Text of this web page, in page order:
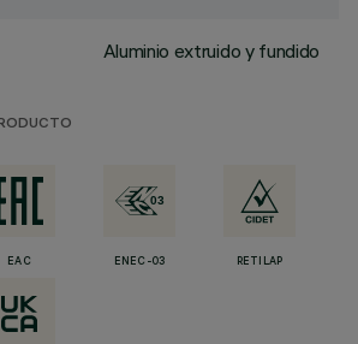
Aluminio extruido y fundido
EAC ENEC-03 RETILAP